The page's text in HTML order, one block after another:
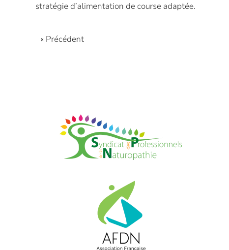
stratégie d’alimentation de course adaptée.
« Précédent